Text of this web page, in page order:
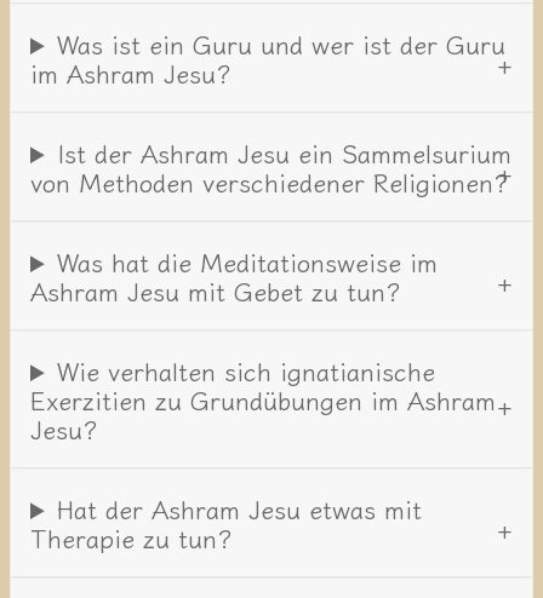
Was ist ein Guru und wer ist der Guru
im Ashram Jesu?
Ist der Ashram Jesu ein Sammelsurium
von Methoden verschiedener Religionen?
Was hat die Meditationsweise im
Ashram Jesu mit Gebet zu tun?
Wie verhalten sich ignatianische
Exerzitien zu Grundübungen im Ashram
Jesu?
Hat der Ashram Jesu etwas mit
Therapie zu tun?